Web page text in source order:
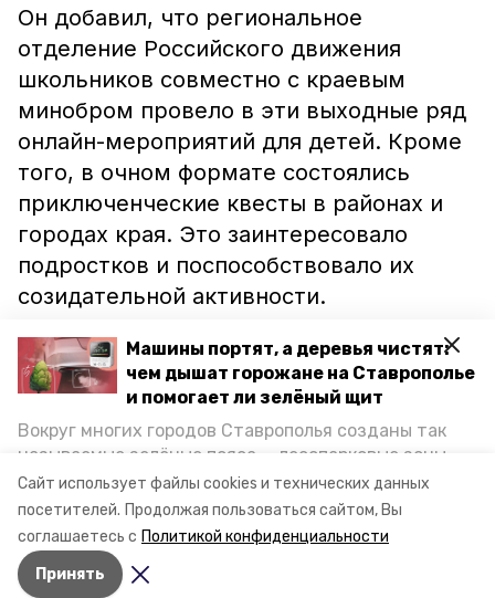
Сайт использует файлы cookies и технических данных
посетителей. Продолжая пользоваться сайтом, Вы
соглашаетесь с Политикой конфиденциальности
Принять
Машины портят, а деревья чистят:
чем дышат горожане на Ставрополье
и помогает ли зелёный щит
Вокруг многих городов Ставрополья созданы так
называемые зелёные пояса — лесопарковые зоны,
снижающие негативное воздействие выхлопных
газов на атмосферу. Справляются ли они с
постоянно растущим потоком автотранспорта и
каким воздухом дышат жители края, узнала
корреспондент «Победы26».
Он добавил, что региональное
отделение Российского движения
школьников совместно с краевым
минобром провело в эти выходные ряд
онлайн-мероприятий для детей. Кроме
того, в очном формате состоялись
приключенческие квесты в районах и
городах края. Это заинтересовало
подростков и поспособствовало их
созидательной активности.
Илья Юричишин также отметил
высокий профессионализм и корректное
Благодаря взаимодействию с органами
власти им удалосьобеспечить
безопасность ставропольцев.
Авторы: Валерия Мартынова